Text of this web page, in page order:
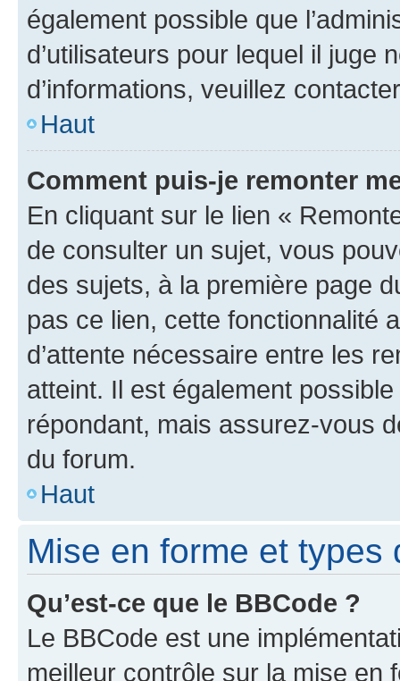
également possible que
d’utilisateurs pour lequel il juge
d’informations, veuillez
Haut
Comment puis-je remonter
En cliquant sur le lien «
de consulter un sujet, vous
des sujets, à la première page
pas ce lien, cette fonctionnalité
d’attente nécessaire entre les
atteint. Il est également
répondant, mais assurez-vous
du forum.
Haut
Mise en forme et types
Qu’est-ce que le BBCode ?
Le BBCode est une
meilleur contrôle sur la mise en